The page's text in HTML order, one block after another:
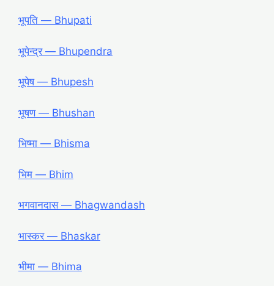
भूपति — Bhupati
भूपेन्द्र — Bhupendra
भूपेष — Bhupesh
भूषण — Bhushan
भिष्मा — Bhisma
भिम — Bhim
भगवानदास — Bhagwandash
भास्कर — Bhaskar
भीमा — Bhima